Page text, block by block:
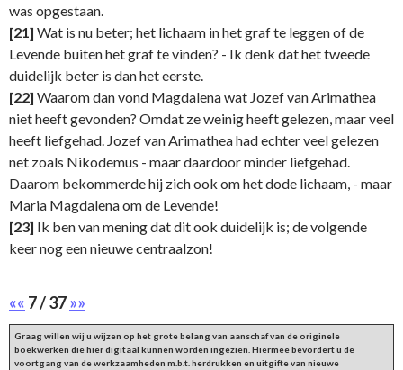
was opgestaan.
[21] Wat is nu beter; het lichaam in het graf te leggen of de
Levende buiten het graf te vinden? - Ik denk dat het tweede
duidelijk beter is dan het eerste.
[22] Waarom dan vond Magdalena wat Jozef van Arimathea
niet heeft gevonden? Omdat ze weinig heeft gelezen, maar veel
heeft liefgehad. Jozef van Arimathea had echter veel gelezen
net zoals Nikodemus - maar daardoor minder liefgehad.
Daarom bekommerde hij zich ook om het dode lichaam, - maar
Maria Magdalena om de Levende!
[23] Ik ben van mening dat dit ook duidelijk is; de volgende
keer nog een nieuwe centraalzon!
«« 7 / 37»»
Graag willen wij u wijzen op het grote belang van aanschaf van de originele
boekwerken die hier digitaal kunnen worden ingezien. Hiermee bevordert u de
voortgang van de werkzaamheden m.b.t. herdrukken en uitgifte van nieuwe